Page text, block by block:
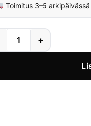
Toimitus 3–5 arkipäivässä
+